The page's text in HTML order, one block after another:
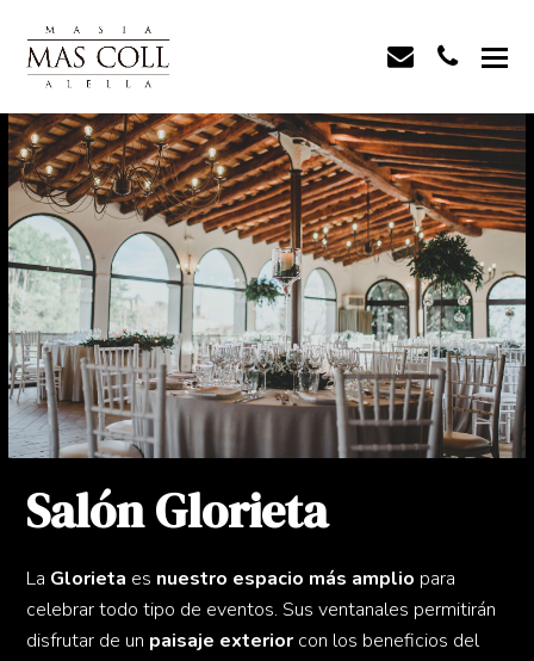
envelope
phone
Salón Glorieta
La Glorieta es nuestro espacio más amplio para
celebrar todo tipo de eventos. Sus ventanales permitirán
disfrutar de un paisaje exterior con los beneficios del